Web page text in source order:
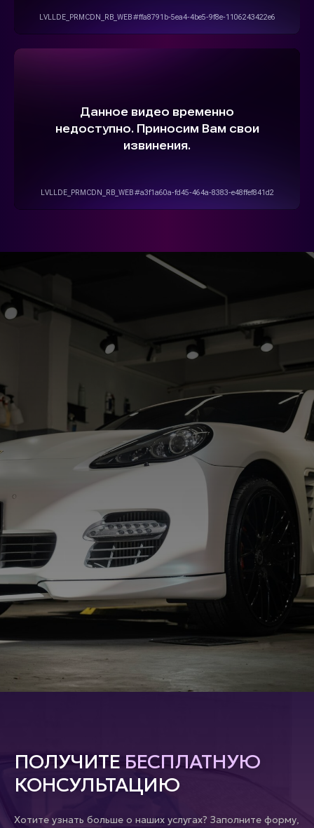
ПОЛУЧИТЕ БЕСПЛАТНУЮ
КОНСУЛЬТАЦИЮ
Хотите узнать больше о наших услугах? Заполните форму,